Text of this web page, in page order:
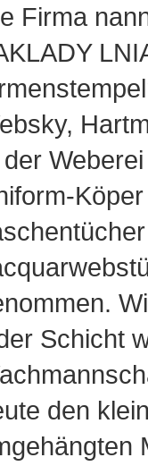
Firma
der
Schicht
den